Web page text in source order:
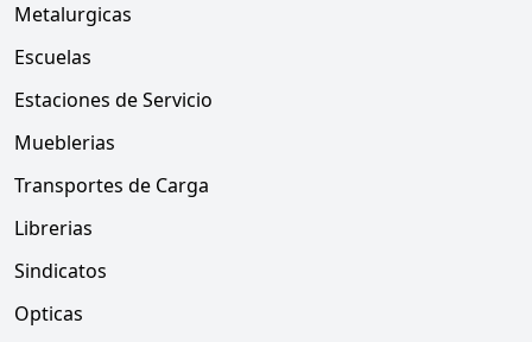
Metalurgicas
Escuelas
Estaciones de Servicio
Mueblerias
Transportes de Carga
Librerias
Sindicatos
Opticas